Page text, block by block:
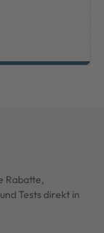
Rabatte,
Tests direkt in